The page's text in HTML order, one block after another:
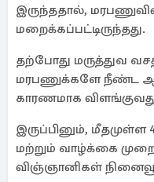
இருந்ததால்,
மறைக்கப்பட்டிருந்தது.
தற்போது மருத்துவ
மரபணுக்களே நீண்ட
காரணமாக
இருப்பினும், மீதமுள்ள
மற்றும் வாழ்க்கை
விஞ்ஞானிகள்